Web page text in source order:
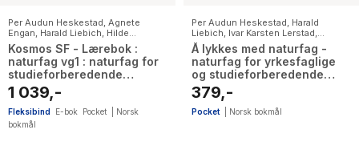
Per Audun Heskestad, Agnete
Engan, Harald Liebich, Hilde
Christine Mykland
Karoline Nærø
Svein Arne Eggebø Valvik
Kosmos SF - Lærebok :
naturfag vg1 : naturfag for
studieforberedende
utdanningsprogrammer
1 039,-
Fleksibind E-bok Pocket
Norsk
bokmål
Per Audun Heskestad, Harald
Liebich, Ivar Karsten Lerstad,
Agnete Engan
Å lykkes med naturfag -
naturfag for yrkesfaglige
og studieforberedende
utdanningsprogram : vg1
379,-
Pocket Norsk bokmål